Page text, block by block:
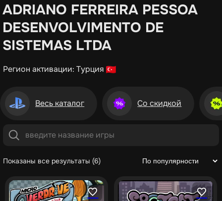
ADRIANO FERREIRA PESSOA
DESENVOLVIMENTO DE
SISTEMAS LTDA
Регион активации: Турция
Весь каталог Со скидкой
Показаны все результаты (6)